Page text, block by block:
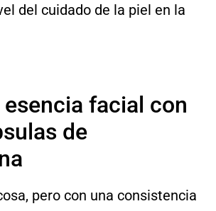
del cuidado de la piel en la
esencia facial con
de
pero con una consistencia